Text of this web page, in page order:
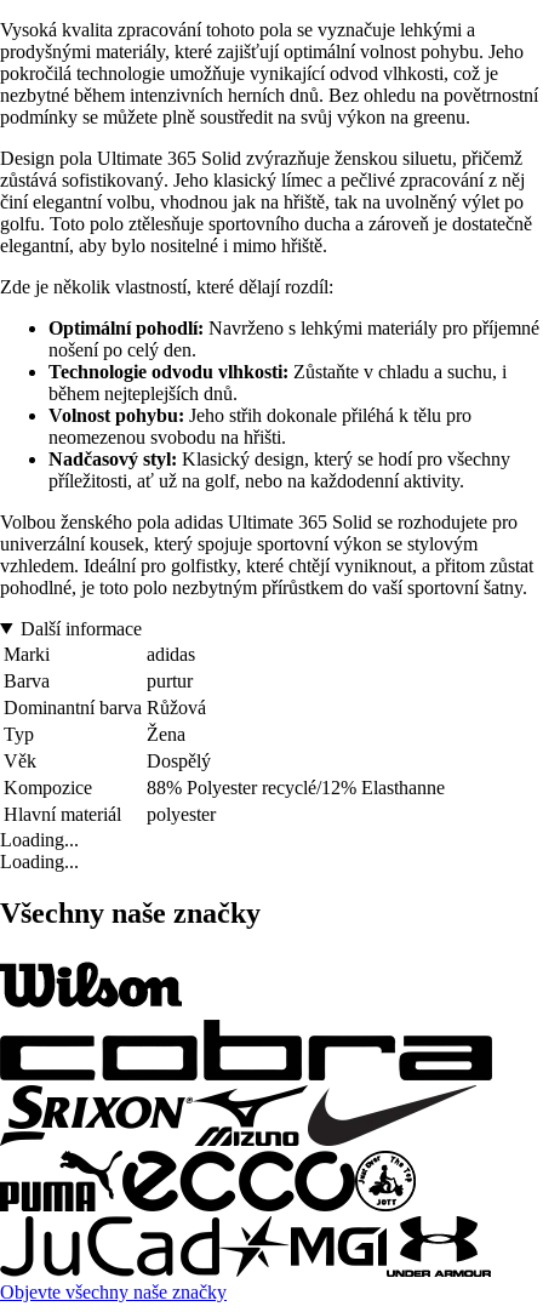
Vysoká kvalita zpracování tohoto pola se vyznačuje lehkými a
prodyšnými materiály, které zajišťují optimální volnost pohybu. Jeho
pokročilá technologie umožňuje vynikající odvod vlhkosti, což je
nezbytné během intenzivních herních dnů. Bez ohledu na povětrnostní
podmínky se můžete plně soustředit na svůj výkon na greenu.
Design pola Ultimate 365 Solid zvýrazňuje ženskou siluetu, přičemž
zůstává sofistikovaný. Jeho klasický límec a pečlivé zpracování z něj
činí elegantní volbu, vhodnou jak na hřiště, tak na uvolněný výlet po
golfu. Toto polo ztělesňuje sportovního ducha a zároveň je dostatečně
elegantní, aby bylo nositelné i mimo hřiště.
Zde je několik vlastností, které dělají rozdíl:
Optimální pohodlí: Navrženo s lehkými materiály pro příjemné
nošení po celý den.
Technologie odvodu vlhkosti: Zůstaňte v chladu a suchu, i
během nejteplejších dnů.
Volnost pohybu: Jeho střih dokonale přiléhá k tělu pro
neomezenou svobodu na hřišti.
Nadčasový styl: Klasický design, který se hodí pro všechny
příležitosti, ať už na golf, nebo na každodenní aktivity.
Volbou ženského pola adidas Ultimate 365 Solid se rozhodujete pro
univerzální kousek, který spojuje sportovní výkon se stylovým
vzhledem. Ideální pro golfistky, které chtějí vyniknout, a přitom zůstat
pohodlné, je toto polo nezbytným přírůstkem do vaší sportovní šatny.
Další informace
Marki
adidas
Barva
purtur
Dominantní barva Růžová
Typ
Žena
Věk
Dospělý
Kompozice
88% Polyester recyclé/12% Elasthanne
Hlavní materiál
polyester
Loading...
Loading...
Všechny naše značky
Objevte všechny naše značky